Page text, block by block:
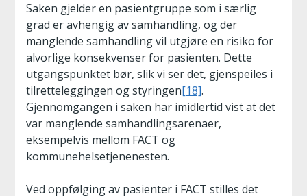
Saken gjelder en pasientgruppe som i særlig
grad er avhengig av samhandling, og der
manglende samhandling vil utgjøre en risiko for
alvorlige konsekvenser for pasienten. Dette
utgangspunktet bør, slik vi ser det, gjenspeiles i
tilretteleggingen og styringen[18].
Gjennomgangen i saken har imidlertid vist at det
var manglende samhandlingsarenaer,
eksempelvis mellom FACT og
kommunehelsetjenenesten.
Ved oppfølging av pasienter i FACT stilles det